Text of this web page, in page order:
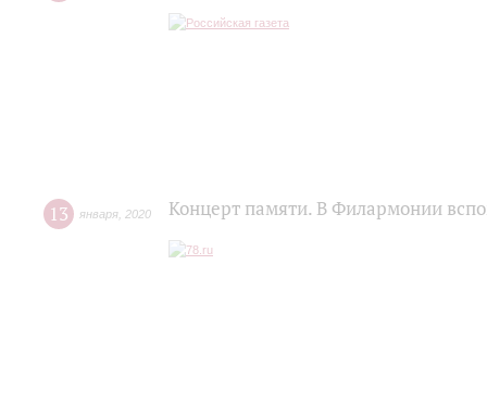
13 января 2020 Концерт памяти. В Филармонии